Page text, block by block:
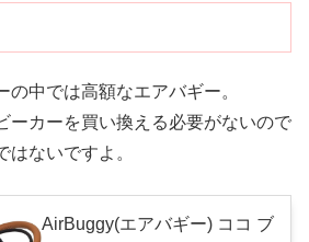
の中では高額なエアバギー。
ーカーを買い換える必要がないので
ないですよ。
AirBuggy(エアバギー) ココ ブ